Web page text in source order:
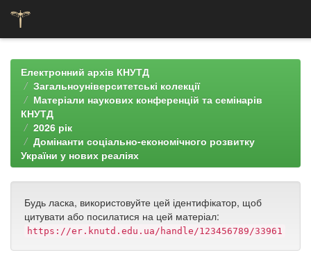
navigationЕлектронний архів КНУТД
Загальноуніверситетські колекції
Матеріали наукових конференцій та семінарів
КНУТД
2026 рік
Домінанти соціально-економічного розвитку
України у нових реаліях
Будь ласка, використовуйте цей ідентифікатор, щоб
цитувати або посилатися на цей матеріал:
https://er.knutd.edu.ua/handle/123456789/33961